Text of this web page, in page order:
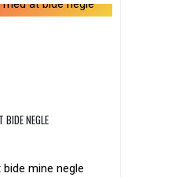
NEGLE
mine negle